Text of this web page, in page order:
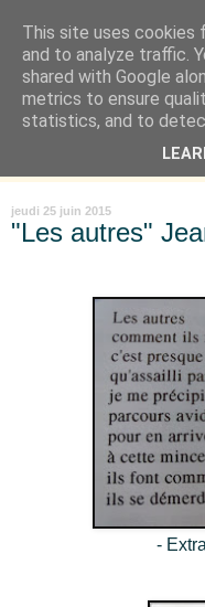
Là où je
"Les temps sont durs
j'ai le cœur à l'affût et
vous-même, tous les
jeudi 25 juin 2015
"Les autres"
-
This site uses cookies
and to analyze traffic.
shared with Google
metrics to ensure
statistics, and to